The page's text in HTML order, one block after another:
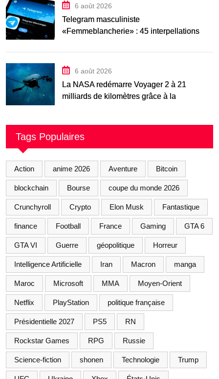
6 août 2026
Telegram masculiniste
«Femmeblancherie» : 45 interpellations
6 août 2026
La NASA redémarre Voyager 2 à 21
milliards de kilomètres grâce à la
Tags Populaires
Action anime 2026 Aventure Bitcoin
blockchain Bourse coupe du monde 2026
Crunchyroll Crypto Elon Musk Fantastique
finance Football France Gaming GTA 6
GTA VI Guerre géopolitique Horreur
Intelligence Artificielle Iran Macron manga
Maroc Microsoft MMA Moyen-Orient
Netflix PlayStation politique française
Présidentielle 2027 PS5 RN
Rockstar Games RPG Russie
Science-fiction shonen Technologie Trump